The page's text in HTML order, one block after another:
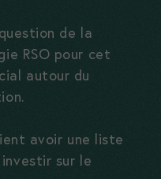
de la
RSO pour cet
autour du
avoir une liste
sur le